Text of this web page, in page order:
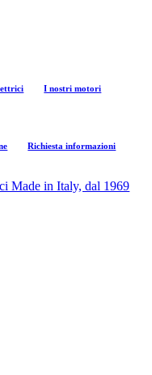
section
I nostri motori
Richiesta informazioni